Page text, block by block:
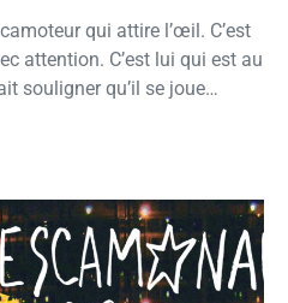
qui attire l’œil. C’est
attention. C’est lui qui est au
souligner qu’il se joue…